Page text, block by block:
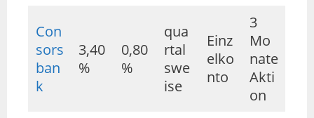
Con
sors
ban
k
3,40
%
0,80
%
qua
rtal
swe
ise
Einz
elko
nto
3
Mo
nate
Akti
on